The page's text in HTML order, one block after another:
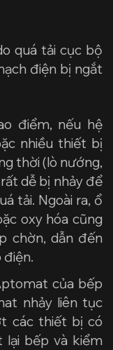
quá tải cục bộ
điện bị ngắt
điểm, nếu hệ
nhiều thiết bị
thời (lò nướng,
dễ bị nhảy để
tải. Ngoài ra, ổ
oxy hóa cũng
chờn, dẫn đến
của bếp
nhảy liên tục
các thiết bị có
bếp và kiểm